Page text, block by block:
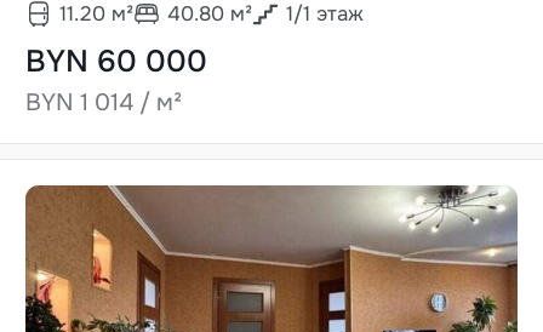
11.20м² 40.80м² 1/1 этаж
BYN 60 000
BYN 1 014 / м²